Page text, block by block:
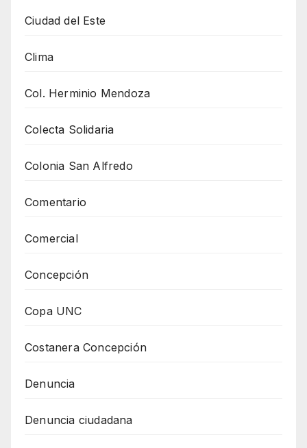
Ciudad del Este
Clima
Col. Herminio Mendoza
Colecta Solidaria
Colonia San Alfredo
Comentario
Comercial
Concepción
Copa UNC
Costanera Concepción
Denuncia
Denuncia ciudadana